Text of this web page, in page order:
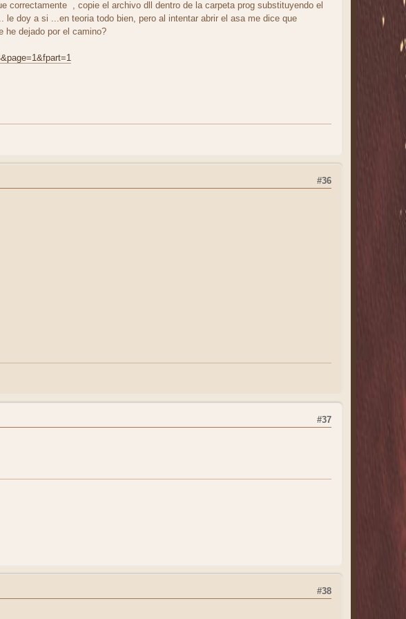
, copie el archivo dll dentro de la carpeta prog substituyendo el
doy a si ...en teoria todo bien, pero al intentar abrir el asa me dice que
he dejado por el camino?
#36
#37
#38